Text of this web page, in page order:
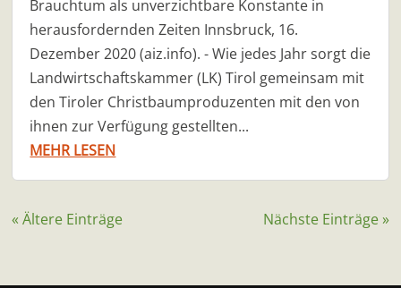
Brauchtum als unverzichtbare Konstante in
herausfordernden Zeiten Innsbruck, 16.
Dezember 2020 (aiz.info). - Wie jedes Jahr sorgt die
Landwirtschaftskammer (LK) Tirol gemeinsam mit
den Tiroler Christbaumproduzenten mit den von
ihnen zur Verfügung gestellten...
MEHR LESEN
« Ältere Einträge Nächste Einträge »